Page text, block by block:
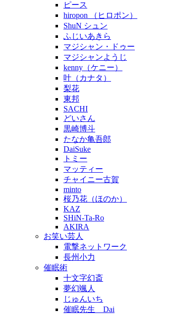
ピース
hiropon （ヒロポン）
ShuN シュン
ふじいあきら
マジシャン・ドゥー
マジシャンようじ
kenny（ケニー）
叶（カナタ）
梨花
東邦
SACHI
どいさん
黒崎博斗
たなか亀吾郎
DaiSuke
トミー
マッティー
チャイニー古賀
minto
桜乃花（ほのか）
KAZ
SHiN-Ta-Ro
AKIRA
お笑い芸人
電撃ネットワーク
長州小力
催眠術
十文字幻斎
夢幻颯人
じゅんいち
催眠先生 Dai